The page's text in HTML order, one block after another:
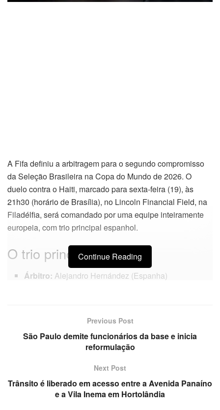
A Fifa definiu a arbitragem para o segundo compromisso
da Seleção Brasileira na Copa do Mundo de 2026. O
duelo contra o Haiti, marcado para sexta-feira (19), às
21h30 (horário de Brasília), no Lincoln Financial Field, na
Filadélfia, será comandado por uma equipe inteiramente
europeia, com trio principal espanhol.
O trio principal
Árbitro: Alejandro Hernández (Espanha)
Quarteto de apoio
Árbitro reserva assistente:Stephane De Almeida
(Suíça)
Continue Reading
Previous Post
São Paulo demite funcionários da base e inicia
reformulação
Next Post
Trânsito é liberado em acesso entre a Avenida Panaíno
e a Vila Inema em Hortolândia